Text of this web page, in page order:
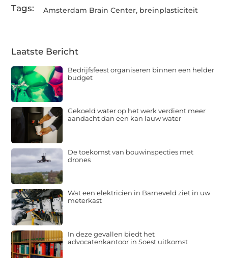
Tags: Amsterdam Brain Center, breinplasticiteit
Laatste Bericht
Bedrijfsfeest organiseren binnen een helder
budget
Gekoeld water op het werk verdient meer
aandacht dan een kan lauw water
De toekomst van bouwinspecties met
drones
Wat een elektricien in Barneveld ziet in uw
meterkast
In deze gevallen biedt het
advocatenkantoor in Soest uitkomst